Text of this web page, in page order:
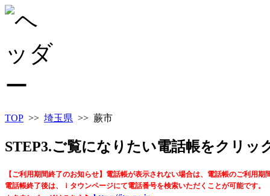
TOP >> 埼玉県 >> 蕨市
STEP3.ご覧になりたい電話帳をクリッ
【ご利用期間終了のお知らせ】電話帳が表示されない場合は、電話帳のご利用期
電話帳終了後は、ｉタウンページにて電話番号を検索いただくことが可能です。